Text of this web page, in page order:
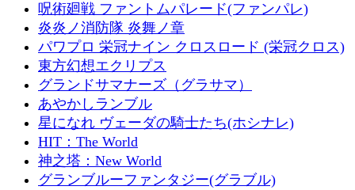
呪術廻戦 ファントムパレード(ファンパレ)
炎炎ノ消防隊 炎舞ノ章
パワプロ 栄冠ナイン クロスロード (栄冠クロス)
東方幻想エクリプス
グランドサマナーズ（グラサマ）
あやかしランブル
星になれ ヴェーダの騎士たち(ホシナレ)
HIT：The World
神之塔：New World
グランブルーファンタジー(グラブル)